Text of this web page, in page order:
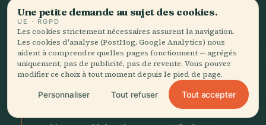
plus tard d’y être enterré. Sous un même toit, le
bâtiment a vu passer tous les chapitres suivants
de la ville.
church 1305
La papauté part pour
Avignon
Une petite demande au sujet des cookies.
UE · RGPD
Les cookies strictement nécessaires assurent la navigation.
Les cookies d'analyse (PostHog, Google Analytics) nous
aident à comprendre quelles pages fonctionnent — agrégés
uniquement, pas de publicité, pas de revente. Vous pouvez
modifier ce choix à tout moment depuis le pied de page.
Personnaliser Tout refuser Tout accepter